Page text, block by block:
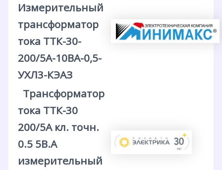
Измерительный
трансформатор
тока ТТК-30-
200/5А-10ВА-0,5-
УХЛ3-КЭАЗ
Трансформатор
тока ТТК-30
200/5А кл. точн.
0.5 5В.А
измерительный